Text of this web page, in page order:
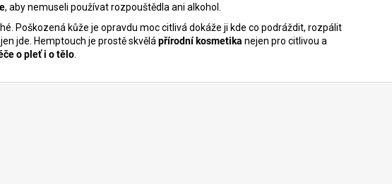
, aby nemuseli používat rozpouštědla ani alkohol.
Poškozená kůže je opravdu moc citlivá dokáže ji kde co podráždit, rozpálit
jde. Hemptouch je prostě skvělá přírodní kosmetika nejen pro citlivou a
o pleť i o tělo